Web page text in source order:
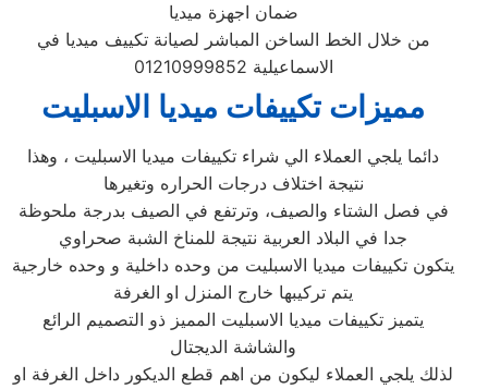
ضمان اجهزة ميديا
من خلال الخط الساخن المباشر لصيانة تكييف ميديا في
الاسماعيلية 01210999852
مميزات تكييفات ميديا الاسبليت
دائما يلجي العملاء الي شراء تكييفات ميديا الاسبليت ، وهذا
نتيجة اختلاف درجات الحراره وتغيرها
في فصل الشتاء والصيف، وترتفع في الصيف بدرجة ملحوظة
جدا في البلاد العربية نتيجة للمناخ الشبة صحراوي
يتكون تكييفات ميديا الاسبليت من وحده داخلية و وحده خارجية
يتم تركيبها خارج المنزل او الغرفة
يتميز تكييفات ميديا الاسبليت المميز ذو التصميم الرائع
والشاشة الديجتال
لذلك يلجي العملاء ليكون من اهم قطع الديكور داخل الغرفة او